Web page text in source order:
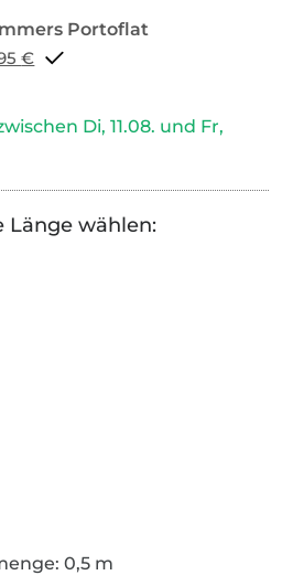
Portoflat schon ab 9,95 €
Di, 11.08. und Fr,
Länge wählen:
0,5 m